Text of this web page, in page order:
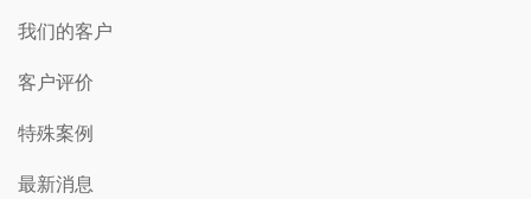
我们的客户
客户评价
特殊案例
最新消息